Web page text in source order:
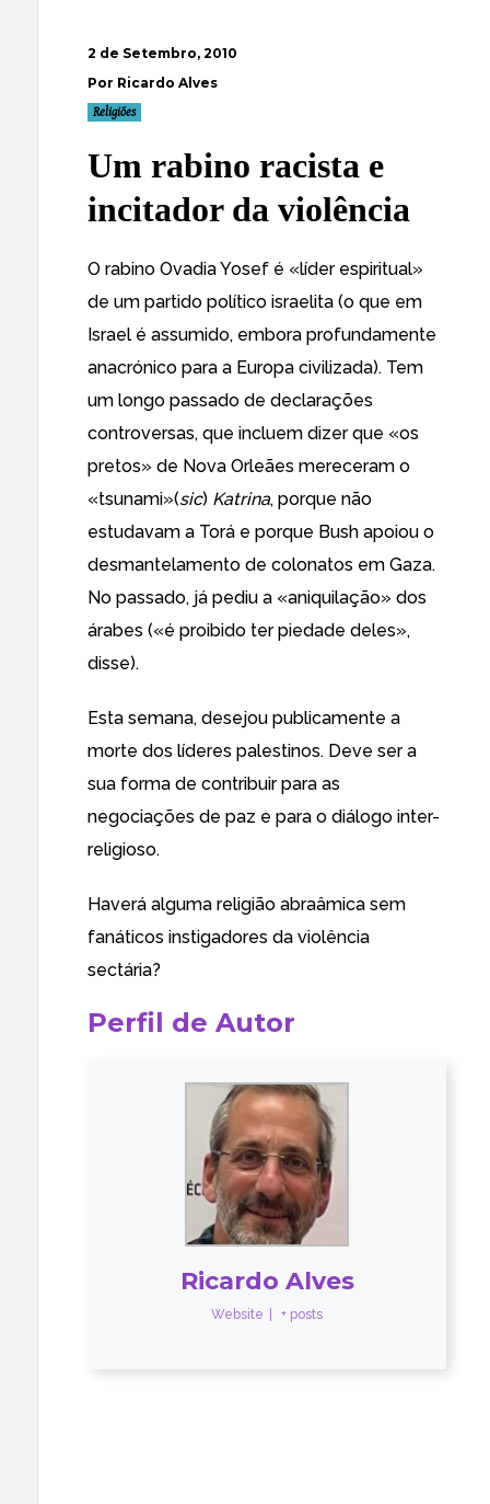
2 de Setembro, 2010
Por Ricardo Alves
Religiões
Um rabino racista e
incitador da violência
O rabino Ovadia Yosef é «líder espiritual»
de um partido político israelita (o que em
Israel é assumido, embora profundamente
anacrónico para a Europa civilizada). Tem
um longo passado de declarações
controversas, que incluem dizer que «os
pretos» de Nova Orleães mereceram o
«tsunami»(sic) Katrina, porque não
estudavam a Torá e porque Bush apoiou o
desmantelamento de colonatos em Gaza.
No passado, já pediu a «aniquilação» dos
árabes («é proibido ter piedade deles»,
disse).
Esta semana, desejou publicamente a
morte dos líderes palestinos. Deve ser a
sua forma de contribuir para as
negociações de paz e para o diálogo inter-
religioso.
Haverá alguma religião abraâmica sem
fanáticos instigadores da violência
sectária?
Perfil de Autor
Ricardo Alves
Website + posts